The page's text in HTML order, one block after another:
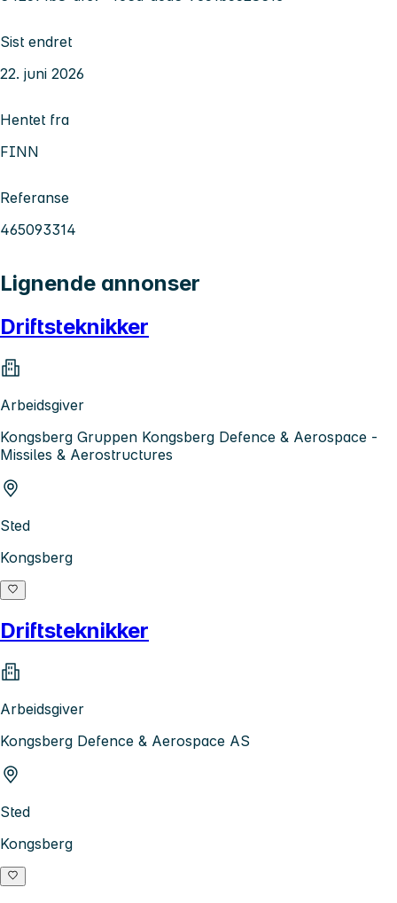
Sist endret
22. juni 2026
Hentet fra
FINN
Referanse
465093314
Lignende annonser
Driftsteknikker
Arbeidsgiver
Kongsberg Gruppen Kongsberg Defence & Aerospace -
Missiles & Aerostructures
Sted
Kongsberg
Driftsteknikker
Arbeidsgiver
Kongsberg Defence & Aerospace AS
Sted
Kongsberg